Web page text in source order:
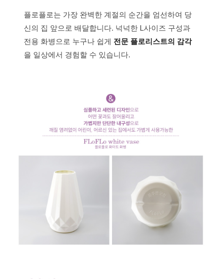
플로플로는 가장 완벽한 계절의 순간을 엄선하여 당
신의 집 앞으로 배달합니다. 넉넉한 L사이즈 구성과
전용 화병으로 누구나 쉽게 전문 플로리스트의 감각
을 일상에서 경험할 수 있습니다.